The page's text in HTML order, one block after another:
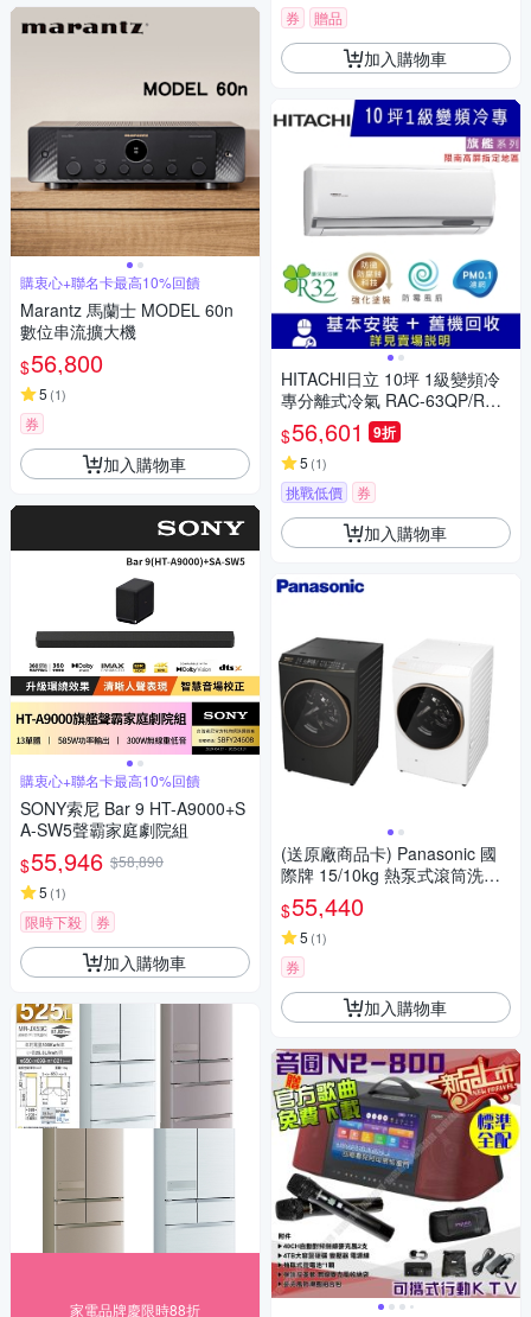
購衷心+聯名卡最高10%回饋
Marantz 馬蘭士 MODEL 60n
數位串流擴大機
$56,800
5 (1)
券
加入購物車
購衷心+聯名卡最高10%回饋
SONY索尼 Bar 9 HT-A9000+S
A-SW5聲霸家庭劇院組
$55,946 $58,890
5 (1)
限時下殺 券
加入購物車
家電品牌慶限時88折
券 贈品
加入購物車
HITACHI日立 10坪 1級變頻冷
專分離式冷氣 RAC-63QP/RAS
-63HQP1 旗艦_限南高屏
$56,601 9折
5 (1)
挑戰低價 券
加入購物車
(送原廠商品卡) Panasonic 國
際牌 15/10kg 熱泵式滾筒洗脫
烘變頻洗衣機 NA-V150RPH 含
基本安裝+舊機回收
$55,440
5 (1)
券
加入購物車